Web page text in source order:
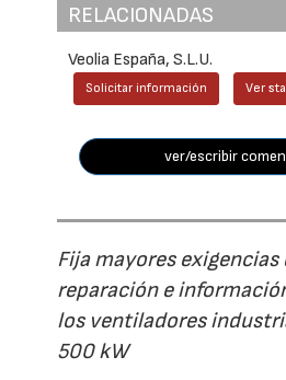
RELACIONADAS
Veolia España, S.L.U.
Solicitar información Ver
ver/escribir
Fija mayores exigencias
reparación e
los ventiladores
500 kW